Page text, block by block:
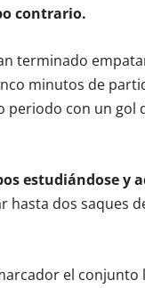
contrario.
terminado
minutos de
periodo con un gol
estudiándose y
hasta dos saques
el